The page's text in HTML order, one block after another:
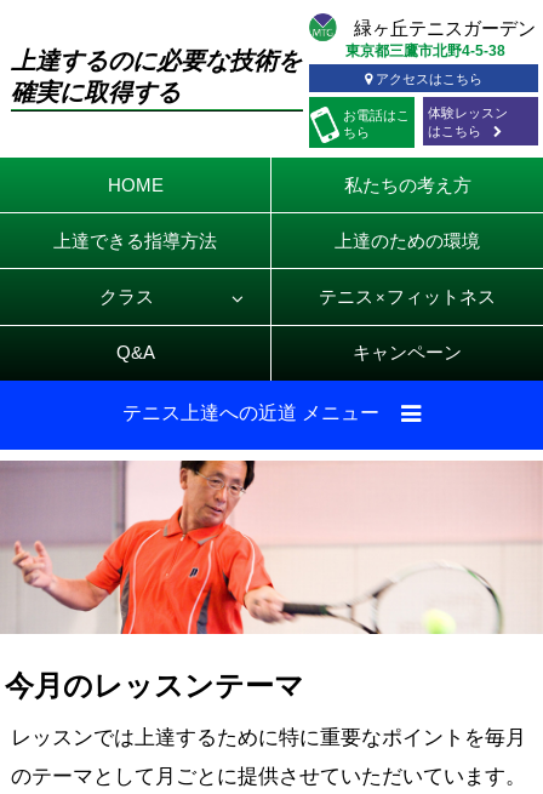
上達するのに必要な技術を
確実に取得する
お電話はこ
ちら
東京都三鷹市北野4-5-38
アクセスはこちら
体験レッスン
はこちら
HOME 私たちの考え方
上達できる指導方法 上達のための環境
クラス テニス × フィットネス
Q&A キャンペーン
テニス上達への近道 メニュー
今月のレッスンテーマ
レッスンでは上達するために特に重要なポイントを毎月
のテーマとして 月ごとに提供させていただいています。